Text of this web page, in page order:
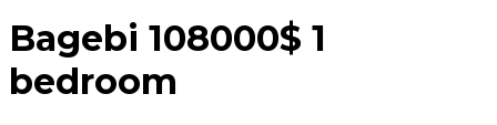
Bagebi 108000$ 1
bedroom